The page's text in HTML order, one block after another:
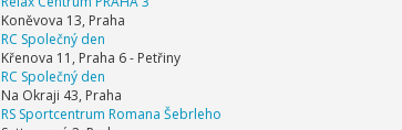
Koněvova 13, Praha
RC Společný den
Křenova 11, Praha 6 - Petřiny
RC Společný den
Na Okraji 43, Praha
RS Sportcentrum Romana Šebrleho